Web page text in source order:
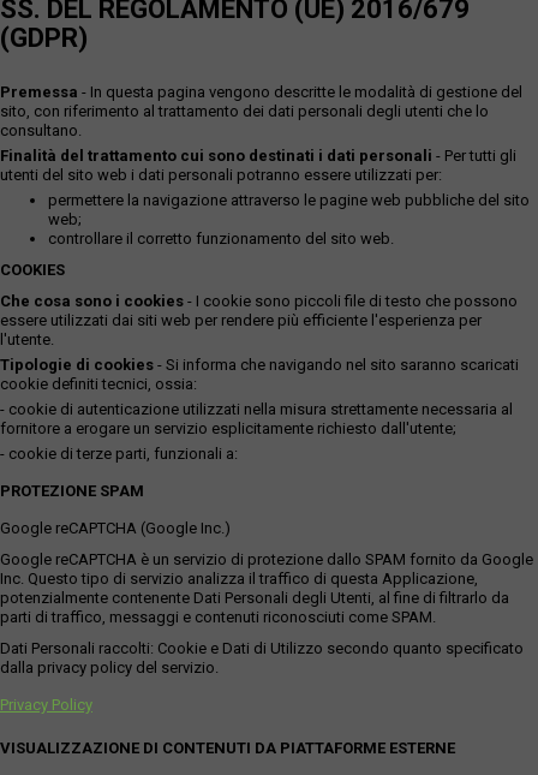
SS. DEL REGOLAMENTO (UE) 2016/679
(GDPR)
Premessa - In questa pagina vengono descritte le modalità di gestione del
sito, con riferimento al trattamento dei dati personali degli utenti che lo
consultano.
Finalità del trattamento cui sono destinati i dati personali - Per tutti gli
utenti del sito web i dati personali potranno essere utilizzati per:
permettere la navigazione attraverso le pagine web pubbliche del sito
web;
controllare il corretto funzionamento del sito web.
COOKIES
Che cosa sono i cookies - I cookie sono piccoli file di testo che possono
essere utilizzati dai siti web per rendere più efficiente l'esperienza per
l'utente.
Tipologie di cookies - Si informa che navigando nel sito saranno scaricati
cookie definiti tecnici, ossia:
- cookie di autenticazione utilizzati nella misura strettamente necessaria al
fornitore a erogare un servizio esplicitamente richiesto dall'utente;
- cookie di terze parti, funzionali a:
PROTEZIONE SPAM
Google reCAPTCHA (Google Inc.)
Google reCAPTCHA è un servizio di protezione dallo SPAM fornito da Google
Inc. Questo tipo di servizio analizza il traffico di questa Applicazione,
potenzialmente contenente Dati Personali degli Utenti, al fine di filtrarlo da
parti di traffico, messaggi e contenuti riconosciuti come SPAM.
Dati Personali raccolti: Cookie e Dati di Utilizzo secondo quanto specificato
dalla privacy policy del servizio.
Privacy Policy
VISUALIZZAZIONE DI CONTENUTI DA PIATTAFORME ESTERNE